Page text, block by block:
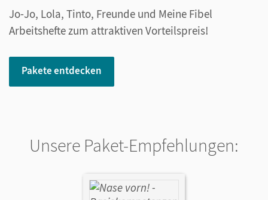
Jo-Jo, Lola, Tinto, Freunde und Meine Fibel
Arbeitshefte zum attraktiven Vorteilspreis!
Pakete entdecken
Unsere Paket-Empfehlungen: